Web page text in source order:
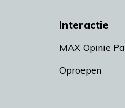
Interactie
MAX Opinie
Oproepen